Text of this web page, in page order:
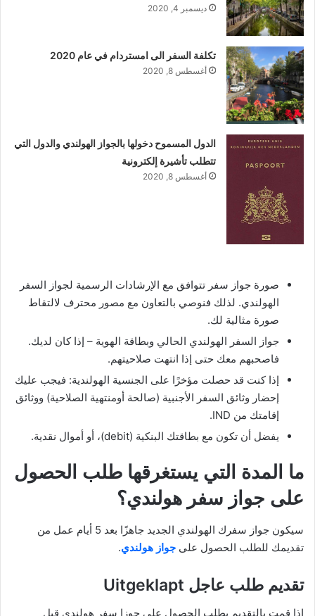
ديسمبر 4, 2020
تكلفة السفر الى امستردام في عام 2020
أغسطس 8, 2020
الدول المسموح دخولها بالجواز الهولندي والدول التي
تتطلب تأشيرة إلكترونية
أغسطس 8, 2020
صورة جواز سفر تتوافق مع الإرشادات الرسمية لجواز السفر
الهولندي. لذلك فنوصي بالتعاون مع مصور محترف لالتقاط
صورة مثالية لك.
جواز السفر الهولندي الحالي وبطاقة الهوية – إذا كان لديك.
فاصحبهم معك حتى إذا انتهت صلاحيتهم.
إذا كنت قد حصلت مؤخرًا على الجنسية الهولندية: فيجب عليك
إحضار وثائق السفر الأجنبية (صالحة أومنتهية الصلاحية) ووثائق
إقامتك من IND.
يفضل أن تكون مع بطاقتك البنكية (debit)، أو أموال نقدية.
ما المدة التي يستغرقها طلب الحصول
على جواز سفر هولندي؟
سيكون جواز سفرك الهولندي الجديد جاهزًا بعد 5 أيام عمل من
تقديمك للطلب الحصول على جواز هولندي.
تقديم طلب عاجل Uitgeklapt
إذا قمت بالتقديم بطلب الحصول على جوزا سفر هولندي قبل